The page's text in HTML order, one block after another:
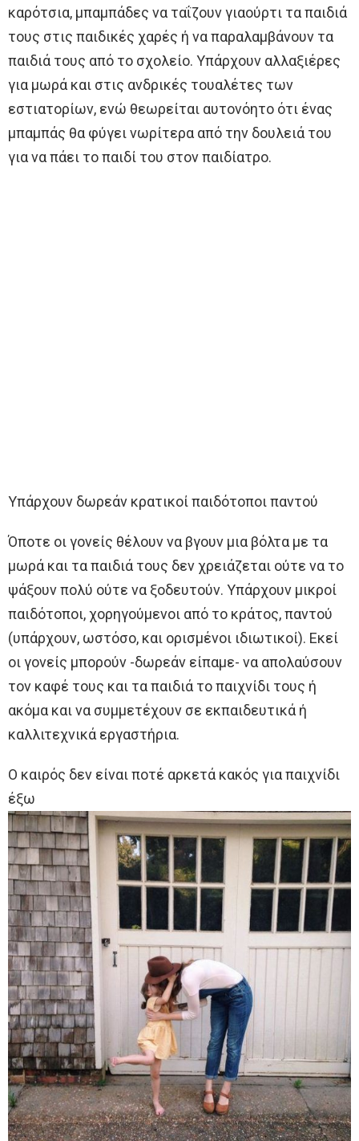
καρότσια, μπαμπάδες να ταΐζουν γιαούρτι τα παιδιά
τους στις παιδικές χαρές ή να παραλαμβάνουν τα
παιδιά τους από το σχολείο. Υπάρχουν αλλαξιέρες
για μωρά και στις ανδρικές τουαλέτες των
εστιατορίων, ενώ θεωρείται αυτονόητο ότι ένας
μπαμπάς θα φύγει νωρίτερα από την δουλειά του
για να πάει το παιδί του στον παιδίατρο.
Υπάρχουν δωρεάν κρατικοί παιδότοποι παντού
Όποτε οι γονείς θέλουν να βγουν μια βόλτα με τα
μωρά και τα παιδιά τους δεν χρειάζεται ούτε να το
ψάξουν πολύ ούτε να ξοδευτούν. Υπάρχουν μικροί
παιδότοποι, χορηγούμενοι από το κράτος, παντού
(υπάρχουν, ωστόσο, και ορισμένοι ιδιωτικοί). Εκεί
οι γονείς μπορούν -δωρεάν είπαμε- να απολαύσουν
τον καφέ τους και τα παιδιά το παιχνίδι τους ή
ακόμα και να συμμετέχουν σε εκπαιδευτικά ή
καλλιτεχνικά εργαστήρια.
Ο καιρός δεν είναι ποτέ αρκετά κακός για παιχνίδι
έξω